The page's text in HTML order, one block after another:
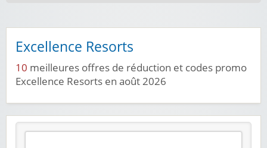
Excellence Resorts
10 meilleures offres de réduction et codes promo
Excellence Resorts en août 2026